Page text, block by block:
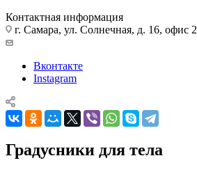
Контактная информация
г. Самара, ул. Солнечная, д. 16, офис 2
Вконтакте
Instagram
Градусники для тела